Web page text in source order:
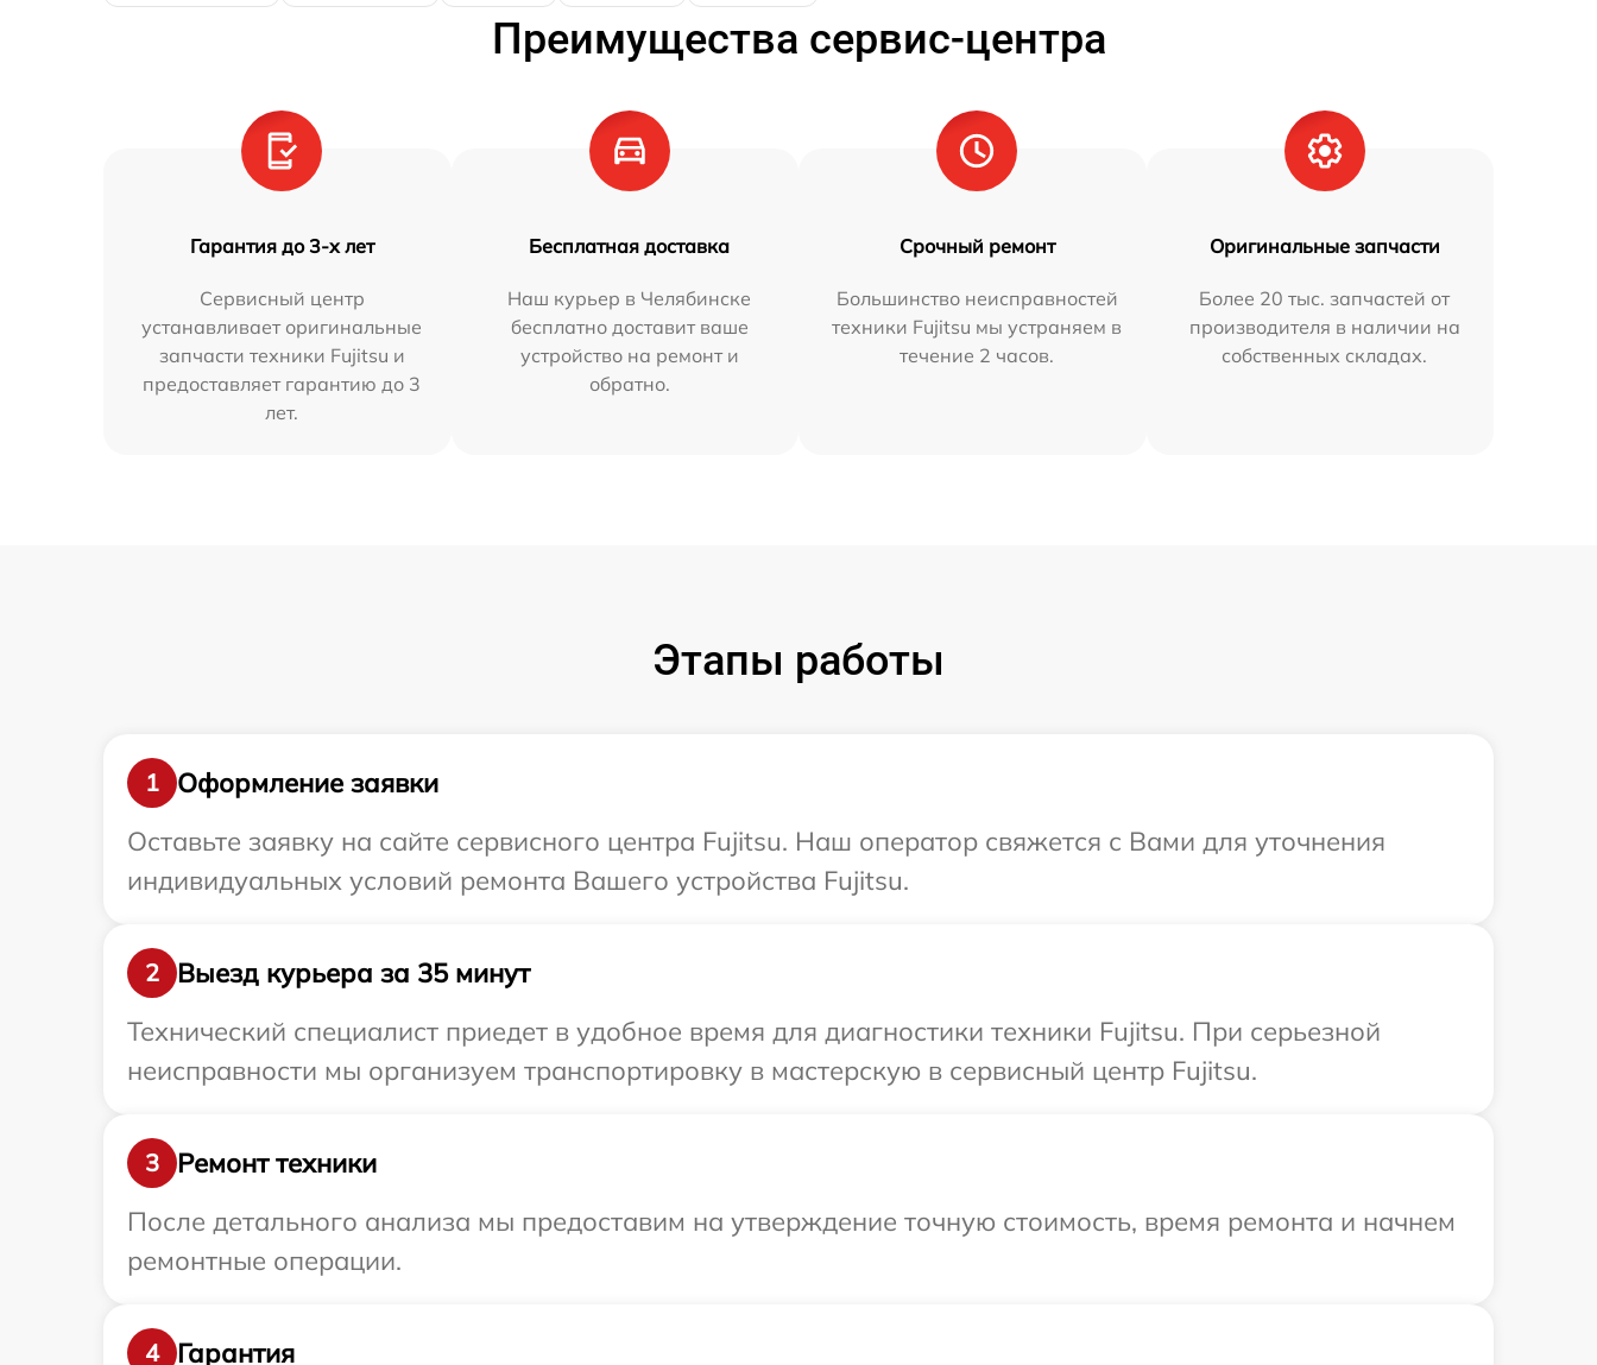
Преимущества сервис-центра
Гарантия до 3-х лет
Сервисный центр
устанавливает оригинальные
запчасти техники Fujitsu и
предоставляет гарантию до 3
лет.
Бесплатная доставка
Наш курьер в Челябинске
бесплатно доставит ваше
устройство на ремонт и
обратно.
Срочный ремонт
Большинство неисправностей
техники Fujitsu мы устраняем в
течение 2 часов.
Оригинальные запчасти
Более 20 тыс. запчастей от
производителя в наличии на
собственных складах.
Этапы работы
1
Оформление заявки
Оставьте заявку на сайте сервисного центра Fujitsu. Наш оператор свяжется с Вами для уточнения
индивидуальных условий ремонта Вашего устройства Fujitsu.
2
Выезд курьера за 35 минут
Технический специалист приедет в удобное время для диагностики техники Fujitsu. При серьезной
неисправности мы организуем транспортировку в мастерскую в сервисный центр Fujitsu.
3
Ремонт техники
После детального анализа мы предоставим на утверждение точную стоимость, время ремонта и начнем
ремонтные операции.
4
Гарантия